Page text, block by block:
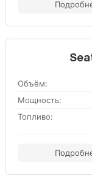
Объём:
Мощность:
Топливо: